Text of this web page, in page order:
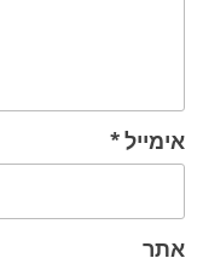
אימייל*
אתר